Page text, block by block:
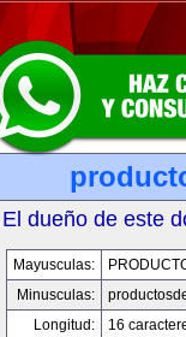
El dueño de este
Mayusculas:
Minusculas:
Longitud:
16